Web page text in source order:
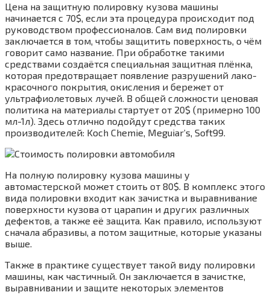
Цена на защитную полировку кузова машины
начинается с 70$, если эта процедура происходит под
руководством профессионалов. Сам вид полировки
заключается в том, чтобы защитить поверхность, о чём
говорит само название. При обработке такими
средствами создаётся специальная защитная плёнка,
которая предотвращает появление разрушений лако-
красочного покрытия, окисления и бережет от
ультрафиолетовых лучей. В общей сложности ценовая
политика на материалы стартует от 20$ (примерно 100
мл-1л). Здесь отлично подойдут средства таких
производителей: Koch Chemie, Meguiar’s, Soft99.
На полную полировку кузова машины у
автомастерской может стоить от 80$. В комплекс этого
вида полировки входит как зачистка и выравнивание
поверхности кузова от царапин и других различных
дефектов, а также её защита. Как правило, используют
сначала абразивы, а потом защитные, которые указаны
выше.
Также в практике существует такой виду полировки
машины, как частичный. Он заключается в зачистке,
выравнивании и защите некоторых элементов